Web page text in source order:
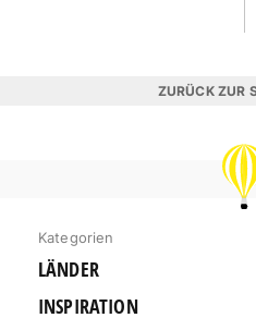
ZURÜCK ZUR
Kategorien
LÄNDER
INSPIRATION